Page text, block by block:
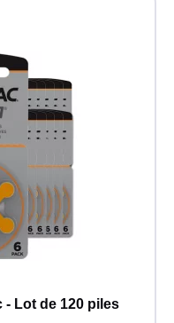
- Lot de 120 piles